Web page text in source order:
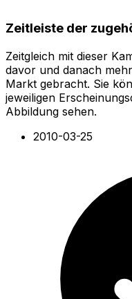
Zeitleiste der
Zeitgleich mit dieser
davor und danach
Markt gebracht. Sie
jeweiligen
Abbildung sehen.
2010-03-25